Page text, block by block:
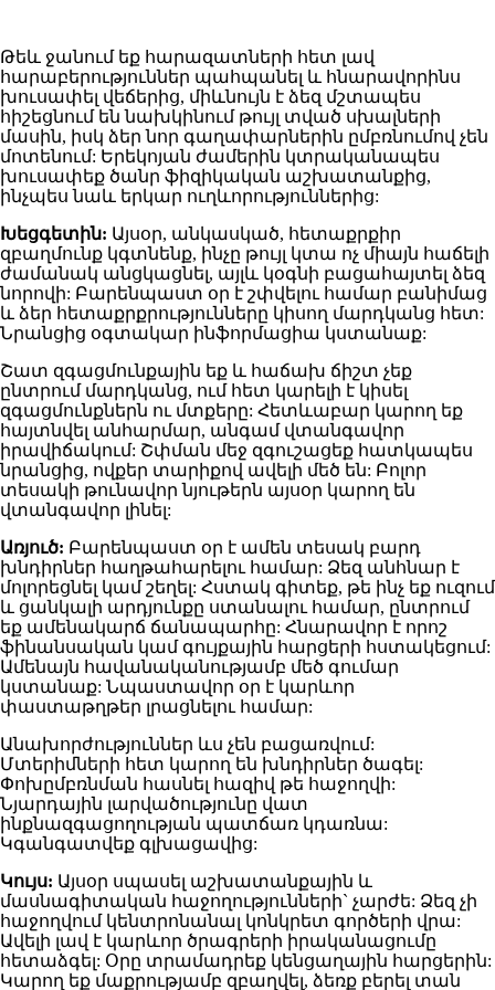
Թեև ջանում եք հարազատների հետ լավ
հարաբերություններ պահպանել և հնարավորինս
խուսափել վեճերից, միևնույն է ձեզ մշտապես
հիշեցնում են նախկինում թույլ տված սխալների
մասին, իսկ ձեր նոր գաղափարներին ըմբռնումով չեն
մոտենում: Երեկոյան ժամերին կտրականապես
խուսափեք ծանր ֆիզիկական աշխատանքից,
ինչպես նաև երկար ուղևորություններից:
Խեցգետին: Այսօր, անկասկած, հետաքրքիր
զբաղմունք կգտնենք, ինչը թույլ կտա ոչ միայն հաճելի
ժամանակ անցկացնել, այլև կօգնի բացահայտել ձեզ
նորովի: Բարենպաստ օր է շփվելու համար բանիմաց
և ձեր հետաքրքրությունները կիսող մարդկանց հետ:
Նրանցից օգտակար ինֆորմացիա կստանաք:
Շատ զգացմունքային եք և հաճախ ճիշտ չեք
ընտրում մարդկանց, ում հետ կարելի է կիսել
զգացմունքներն ու մտքերը: Հետևաբար կարող եք
հայտնվել անհարմար, անգամ վտանգավոր
իրավիճակում: Շփման մեջ զգուշացեք հատկապես
նրանցից, ովքեր տարիքով ավելի մեծ են: Բոլոր
տեսակի թունավոր նյութերն այսօր կարող են
վտանգավոր լինել:
Առյուծ: Բարենպաստ օր է ամեն տեսակ բարդ
խնդիրներ հաղթահարելու համար: Ձեզ անհնար է
մոլորեցնել կամ շեղել: Հստակ գիտեք, թե ինչ եք ուզում
և ցանկալի արդյունքը ստանալու համար, ընտրում
եք ամենակարճ ճանապարհը: Հնարավոր է որոշ
ֆինանսական կամ գույքային հարցերի հստակեցում:
Ամենայն հավանականությամբ մեծ գումար
կստանաք: Նպաստավոր օր է կարևոր
փաստաթղթեր լրացնելու համար:
Անախորժություններ ևս չեն բացառվում:
Մտերիմների հետ կարող են խնդիրներ ծագել:
Փոխըմբռնման հասնել հազիվ թե հաջողվի:
Նյարդային լարվածությունը վատ
ինքնազգացողության պատճառ կդառնա:
Կգանգատվեք գլխացավից:
Կույս: Այսօր սպասել աշխատանքային և
մասնագիտական հաջողությունների` չարժե: Ձեզ չի
հաջողվում կենտրոնանալ կոնկրետ գործերի վրա:
Ավելի լավ է կարևոր ծրագրերի իրականացումը
հետաձգել: Օրը տրամադրեք կենցաղային հարցերին:
Կարող եք մաքրությամբ զբաղվել, ձեռք բերել տան